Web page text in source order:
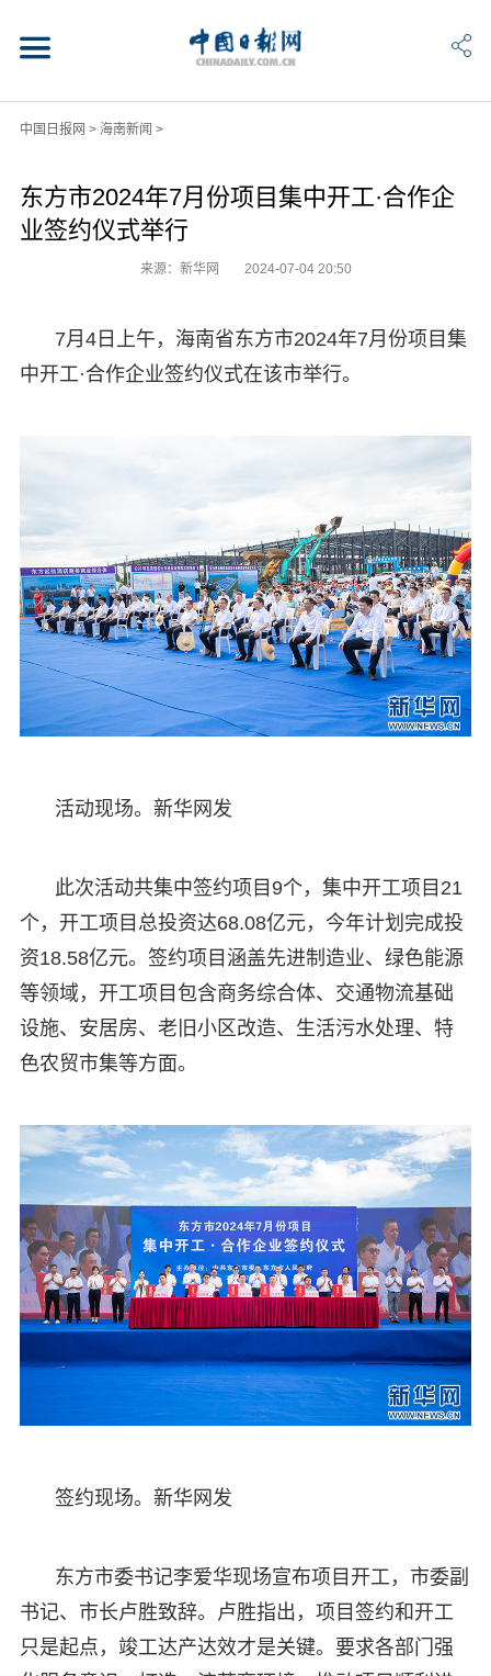
中国日报网 > 海南新闻 >
东方市2024年7月份项目集中开工·合作企
业签约仪式举行
来源：新华网 2024-07-04 20:50
7月4日上午，海南省东方市2024年7月份项目集
中开工·合作企业签约仪式在该市举行。
活动现场。新华网发
此次活动共集中签约项目9个，集中开工项目21
个，开工项目总投资达68.08亿元，今年计划完成投
资18.58亿元。签约项目涵盖先进制造业、绿色能源
等领域，开工项目包含商务综合体、交通物流基础
设施、安居房、老旧小区改造、生活污水处理、特
色农贸市集等方面。
签约现场。新华网发
东方市委书记李爱华现场宣布项目开工，市委副
书记、市长卢胜致辞。卢胜指出，项目签约和开工
只是起点，竣工达产达效才是关键。要求各部门强